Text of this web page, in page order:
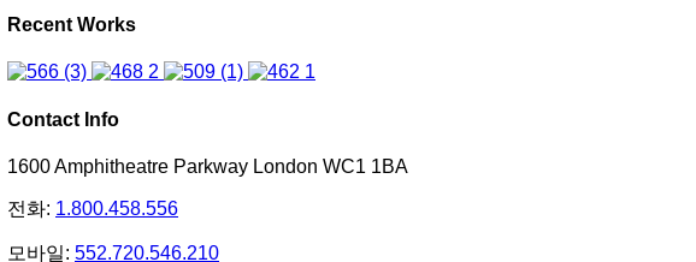
Recent Works
Contact Info
1600 Amphitheatre Parkway London WC1 1BA
전화: 1.800.458.556
모바일: 552.720.546.210